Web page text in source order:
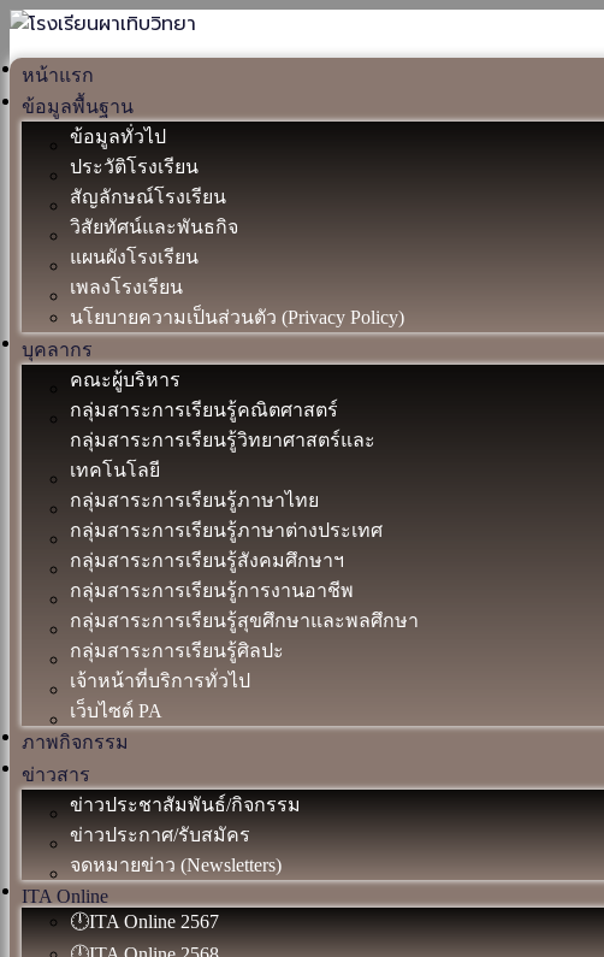
หน้าแรก
ข้อมูลพื้นฐาน
ข้อมูลทั่วไป
ประวัติโรงเรียน
สัญลักษณ์โรงเรียน
วิสัยทัศน์และพันธกิจ
แผนผังโรงเรียน
เพลงโรงเรียน
นโยบายความเป็นส่วนตัว (Privacy Policy)
บุคลากร
คณะผู้บริหาร
กลุ่มสาระการเรียนรู้คณิตศาสตร์
กลุ่มสาระการเรียนรู้วิทยาศาสตร์และ
เทคโนโลยี
กลุ่มสาระการเรียนรู้ภาษาไทย
กลุ่มสาระการเรียนรู้ภาษาต่างประเทศ
กลุ่มสาระการเรียนรู้สังคมศึกษาฯ
กลุ่มสาระการเรียนรู้การงานอาชีพ
กลุ่มสาระการเรียนรู้สุขศึกษาและพลศึกษา
กลุ่มสาระการเรียนรู้ศิลปะ
เจ้าหน้าที่บริการทั่วไป
เว็บไซต์ PA
ภาพกิจกรรม
ข่าวสาร
ข่าวประชาสัมพันธ์/กิจกรรม
ข่าวประกาศ/รับสมัคร
จดหมายข่าว (Newsletters)
ITA Online
🕛ITA Online 2567